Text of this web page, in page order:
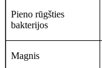
Pieno rūgšties
bakterijos
Magnis